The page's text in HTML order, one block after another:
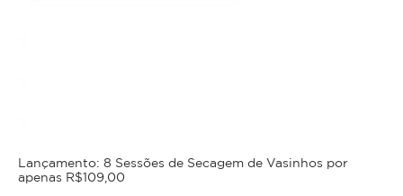
Lançamento: 8 Sessões de Secagem de Vasinhos por
apenas R$109,00